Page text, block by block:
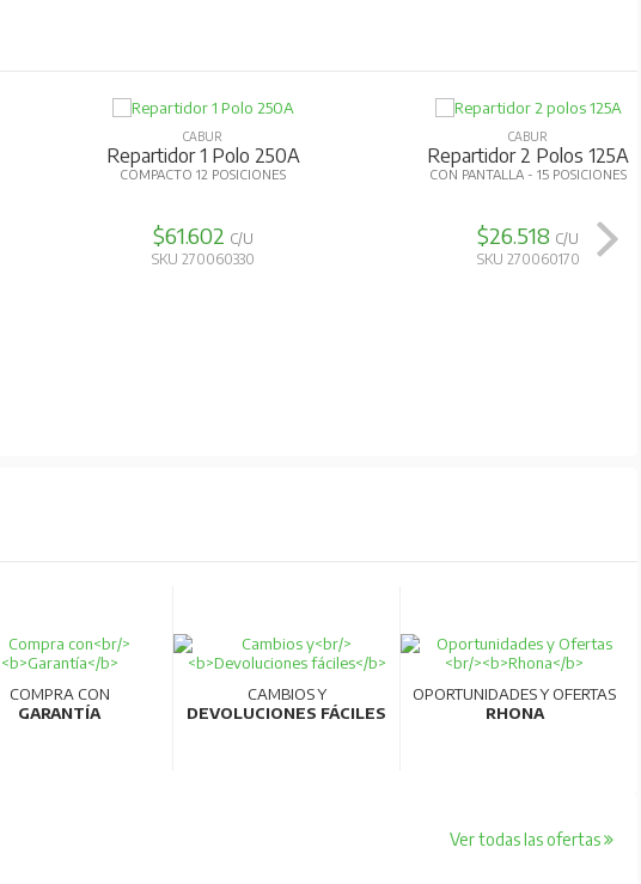
CABUR
Regleta Tierra 12X16Mm2
VERDE 12 POSICIONES
$7.280 C/U
SKU 270060130
CABUR
Repartidor 1 Polo 160A
COMPACTO 8 POSICIONES
$40.773 C/U
SKU 270060320
COMPRA CON
GARANTÍA
CAMBIOS Y
DEVOLUCIONES FÁCILES
OPORTUNIDADES Y OFERTAS
RHONA
Ver todas las ofertas